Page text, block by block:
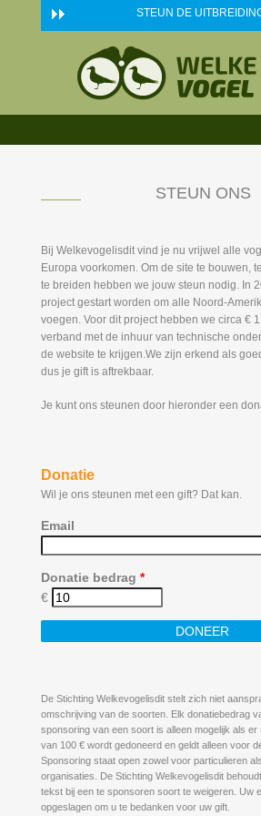
Skip to main content STEUN DE
STEUN ONS
Bij Welkevogelisdit vind je nu vrijwel alle
Europa voorkomen. Om de site te bouwen,
te breiden hebben we jouw steun nodig. In
project gestart worden om alle Noord-
voegen. Voor dit project hebben we circa €
verband met de inhuur van technische
de website te krijgen.We zijn erkend als
dus je gift is aftrekbaar.
Je kunt ons steunen door hieronder een
Donatie
Wil je ons steunen met een gift? Dat kan.
Email
Donatie bedrag *
€
De Stichting Welkevogelisdit stelt zich niet
omschrijving van de soorten. Elk donatiebedrag
sponsoring van een soort is alleen mogelijk als er
van 100 € wordt gedoneerd en geldt alleen voor
Sponsoring staat open zowel voor particulieren
organisaties. De Stichting Welkevogelisdit
tekst bij een te sponsoren soort te weigeren. Uw
opgeslagen om u te bedanken voor uw gift.